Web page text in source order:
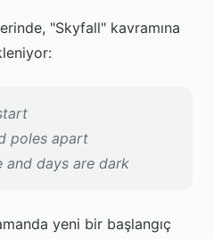
"Skyfall" kavramına
poles apart
and days are dark
yeni bir başlangıç